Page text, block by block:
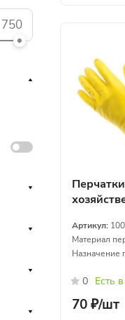
Перчатки
Артикул:
Материал
Назначение
0 Есть
70 ₽/шт